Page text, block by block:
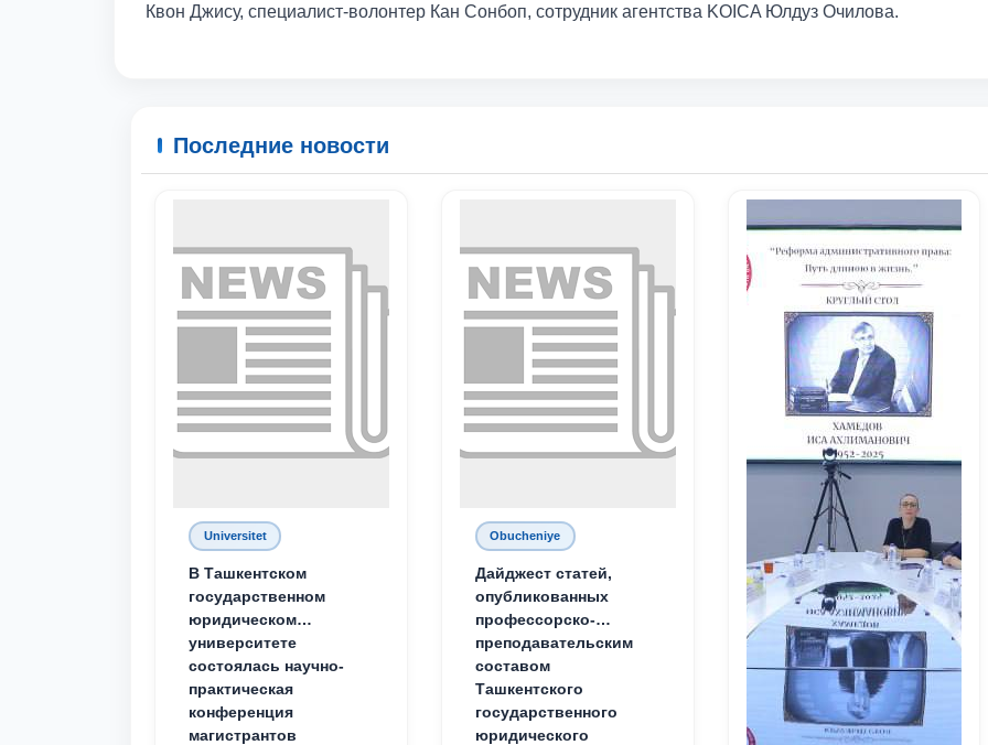
Квон Джису, специалист-волонтер Кан Сонбоп, сотрудник агентства KOICA Юлдуз Очилова.
Последние новости
Universitet
В Ташкентском
государственном
юридическом
университете
состоялась научно-
практическая
конференция
магистрантов
Obucheniye
Дайджест статей,
опубликованных
профессорско-
преподавательским
составом
Ташкентского
государственного
юридического